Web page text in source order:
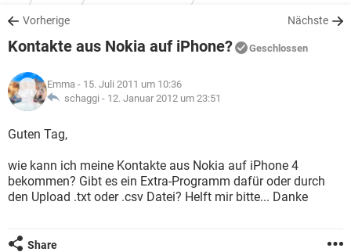
WINDOWS 10
WHATSAPP TIKTOK
FACEBOOK
SPIELE STREAMING
WHATSAPP
FACEBOOK
DOWNLOADS
SPIELE STREAMING
ANDROID
WINDOWS 10 INSTAGRAM
WHATSAPP
SPIELE
ANDROID
WINDOWS 10
WHATSAPP TIKTOK
FACEBOOK HARDWARE
LEXIKON
SPIELE
WINDOWS 10 INSTAGRAM
WHATSAPP
FACEBOOK
Vorherige Nächste
Kontakte aus Nokia auf iPhone? Geschlossen
Emma - 15. Juli 2011 um 10:36
schaggi - 12. Januar 2012 um 23:51
Guten Tag,
wie kann ich meine Kontakte aus Nokia auf iPhone 4
bekommen? Gibt es ein Extra-Programm dafür oder durch
den Upload .txt oder .csv Datei? Helft mir bitte... Danke
Share